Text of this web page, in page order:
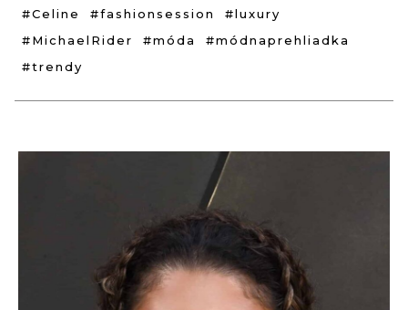
#Celine #fashionsession
#luxury
#MichaelRider
#móda
#módnaprehliadka
#trendy